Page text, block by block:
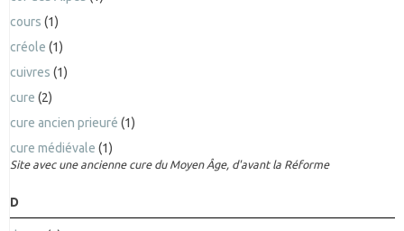
cours (1)
créole (1)
cuivres (1)
cure (2)
cure ancien prieuré (1)
cure médiévale (1)
Site avec une ancienne cure du Moyen Âge, d'avant la Réforme
D